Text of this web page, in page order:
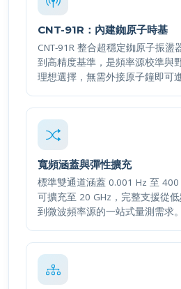
CNT-91R：內建銣原子時基
CNT-91R 整合超穩定銣原子振盪
到高精度基準，是頻率源校準與
理想選擇，無需外接原子鐘即可
寬頻涵蓋與彈性擴充
標準雙通道涵蓋 0.001 Hz 至
可擴充至 20 GHz，完整支援從
到微波頻率源的一站式量測需求。